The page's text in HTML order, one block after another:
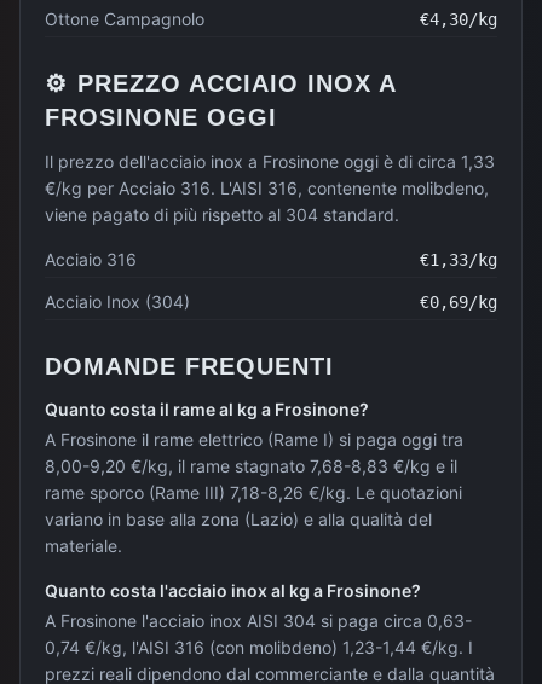
Ottone Campagnolo €4,30/kg
⚙️ PREZZO ACCIAIO INOX A
FROSINONE OGGI
Il prezzo dell'acciaio inox a Frosinone oggi è di circa 1,33
€/kg per Acciaio 316. L'AISI 316, contenente molibdeno,
viene pagato di più rispetto al 304 standard.
Acciaio 316 €1,33/kg
Acciaio Inox (304) €0,69/kg
DOMANDE FREQUENTI
Quanto costa il rame al kg a Frosinone?
A Frosinone il rame elettrico (Rame I) si paga oggi tra
8,00-9,20 €/kg, il rame stagnato 7,68-8,83 €/kg e il
rame sporco (Rame III) 7,18-8,26 €/kg. Le quotazioni
variano in base alla zona (Lazio) e alla qualità del
materiale.
Quanto costa l'acciaio inox al kg a Frosinone?
A Frosinone l'acciaio inox AISI 304 si paga circa 0,63-
0,74 €/kg, l'AISI 316 (con molibdeno) 1,23-1,44 €/kg. I
prezzi reali dipendono dal commerciante e dalla quantità